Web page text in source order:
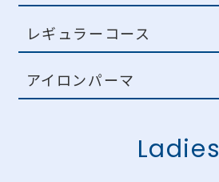
レギュラーコース
アイロンパーマ
Ladies